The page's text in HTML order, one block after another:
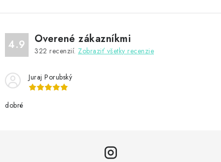
4.9 Overené zákazníkmi
322 recenzií. Zobraziť všetky recenzie
Juraj Porubský
dobré